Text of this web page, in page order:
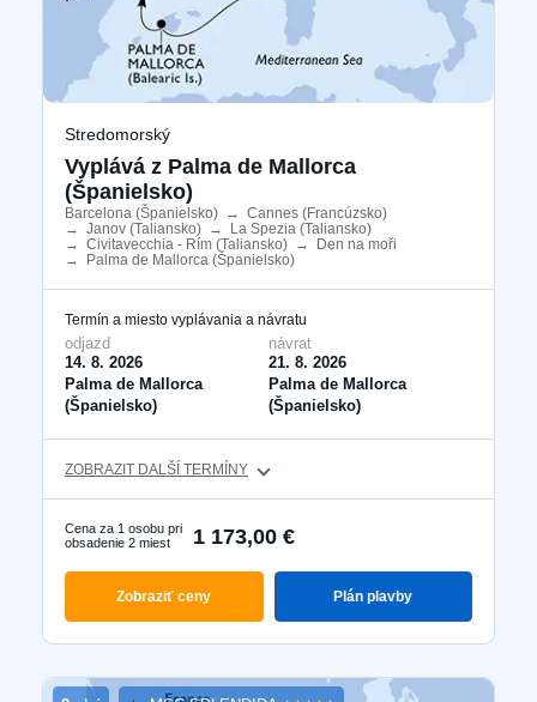
Stredomorský
Vyplává z Palma de Mallorca
(Španielsko)
Barcelona ​​(Španielsko) → Cannes (Francúzsko)
→ Janov (Taliansko) → La Spezia (Taliansko)
→ Civitavecchia - Rím (Taliansko) → Den na moři
→ Palma de Mallorca (Španielsko)
Termín a miesto vyplávania a návratu
odjazd
14. 8. 2026
Palma de Mallorca
(Španielsko)
návrat
21. 8. 2026
Palma de Mallorca
(Španielsko)
ZOBRAZIT DALŠÍ TERMÍNY
Cena za 1 osobu pri
obsadenie 2 miest
1 173,00 €
Zobraziť ceny Plán plavby